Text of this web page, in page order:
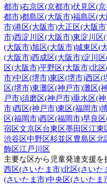
都市)右京区(京都市)伏見区(
都市)都島区(大阪市)福島区(
市)港区(大阪市)大正区(大阪
市)西淀川区(大阪市)東淀川区
(大阪市)旭区(大阪市)城東区(
(大阪市)西成区(大阪市)淀川
区(大阪市)平野区(大阪市)北
市)中区(堺市)東区(堺市)西区(
区(堺市)東灘区(神戸市)灘区(
戸市)須磨区(神戸市)垂水区(
市)西区(神戸市)東区(福岡市)
区(福岡市)西区(福岡市)早良
宿区文京区台東区墨田区江東
渋谷区中野区杉並区豊島区北
飾区江戸川区
主要な区から児童発達支援を
西区(さいたま市)北区(さいた
(さいたま市)中央区(さいたま